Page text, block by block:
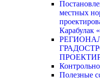
местных
Карабулак «
Контрольно
Полезные